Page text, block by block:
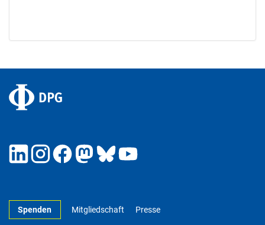
Spenden Mitgliedschaft Presse